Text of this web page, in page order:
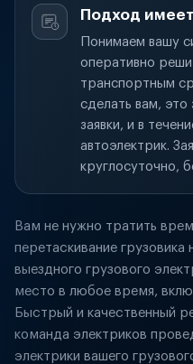
Подход
Понимаем вашу
оперативно
транспортным
сделать вам,
заявки, и в
автоэлектрик.
круглосуточно,
Вам не нужно тратить
перетаскивание
выездного грузового
место в любое время,
Быстрый и качественный
команда электриков
электрики вашего